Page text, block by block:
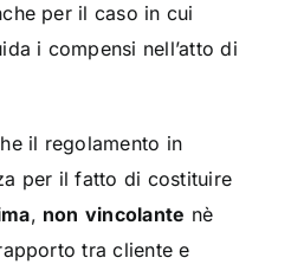
per il caso in cui
i compensi nell’atto di
il regolamento in
per il fatto di costituire
, non vincolante nè
tra cliente e